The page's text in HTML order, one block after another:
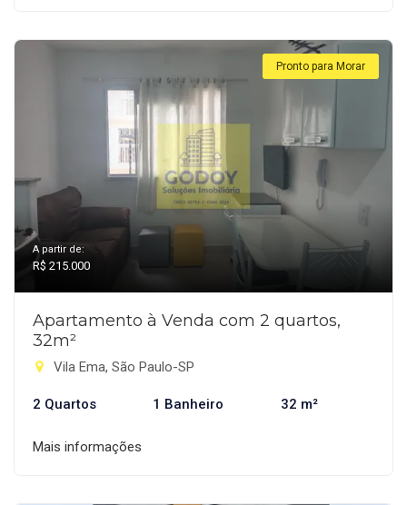
Pronto para Morar
A partir de:
R$ 215.000
Apartamento à Venda com 2 quartos,
32m²
Vila Ema, São Paulo-SP
2 Quartos 1 Banheiro 32 m²
Mais informações